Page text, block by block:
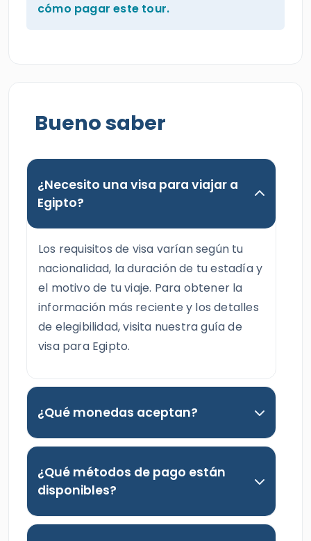
cómo pagar este tour.
Bueno saber
¿Necesito una visa para viajar a
Egipto?
Los requisitos de visa varían según tu
nacionalidad, la duración de tu estadía y
el motivo de tu viaje. Para obtener la
información más reciente y los detalles
de elegibilidad, visita nuestra guía de
visa para Egipto.
¿Qué monedas aceptan?
¿Qué métodos de pago están
disponibles?